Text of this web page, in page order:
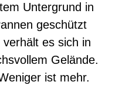
Untergrund in
geschützt
es sich in
Gelände.
ist mehr.